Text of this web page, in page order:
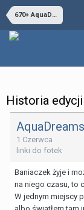
670+ AquaDreams
Historia edycji
AquaDreams
1 Czerwca
linki do fotek
Baniaczek żyje i
na niego czasu, to
W jednym miejscy